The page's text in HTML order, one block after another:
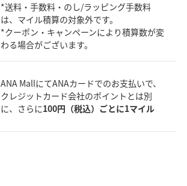
*送料・手数料・のし/ラッピング手数料
は、マイル積算の対象外です。
*クーポン・キャンペーンにより積算数が変
わる場合がございます。
ANA MallにてANAカードでのお支払いで、
クレジットカード会社のポイントとは別
に、さらに100円（税込）ごとに1マイル